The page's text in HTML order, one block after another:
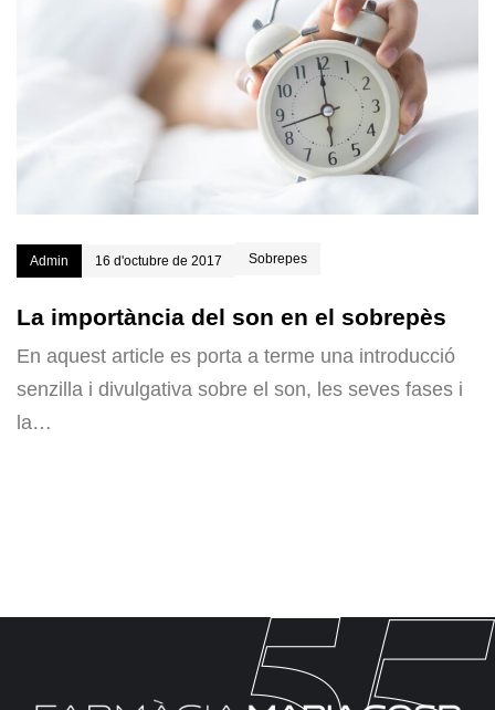
Admin 16 d'octubre de 2017 Sobrepes
La importància del son en el sobrepès
En aquest article es porta a terme una introducció
senzilla i divulgativa sobre el son, les seves fases i
la…